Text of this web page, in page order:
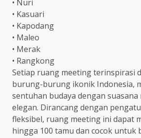
• Nuri
• Kasuari
• Kapodang
• Maleo
• Merak
• Rangkong
Setiap ruang meeting terinspirasi
burung-burung ikonik Indonesia,
sentuhan budaya dengan suasana
elegan. Dirancang dengan
fleksibel, ruang meeting ini dapat
hingga 100 tamu dan cocok untuk